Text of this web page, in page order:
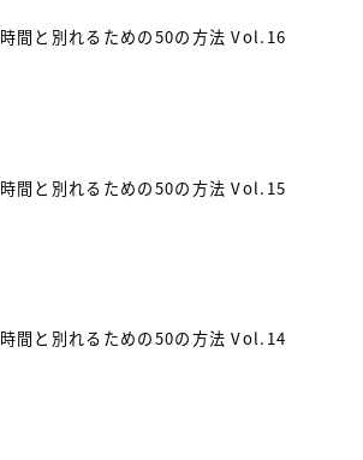
時間と別れるための50の方法 Vol.16
時間と別れるための50の方法 Vol.15
時間と別れるための50の方法 Vol.14